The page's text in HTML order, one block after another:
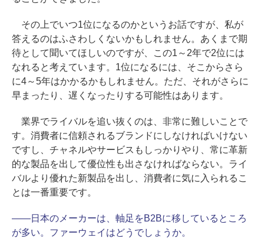
その上でいつ1位になるのかというお話ですが、私が
答えるのはふさわしくないかもしれません。あくまで期
待として聞いてほしいのですが、この1～2年で2位には
なれると考えています。1位になるには、そこからさら
に4～5年はかかるかもしれません。ただ、それがさらに
早まったり、遅くなったりする可能性はあります。
業界でライバルを追い抜くのは、非常に難しいことで
す。消費者に信頼されるブランドにしなければいけない
ですし、チャネルやサービスもしっかりやり、常に革新
的な製品を出して優位性も出さなければならない。ライ
バルより優れた新製品を出し、消費者に気に入られるこ
とは一番重要です。
――日本のメーカーは、軸足をB2Bに移しているところ
が多い。ファーウェイはどうでしょうか。